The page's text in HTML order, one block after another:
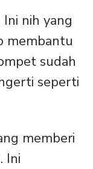
Ini nih yang
membantu
sudah
seperti
memberi
Ini